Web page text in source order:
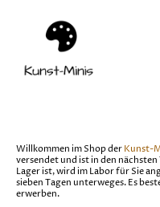
Willkommen im Shop der Kunst-
versendet und ist in den
Lager ist, wird im Labor für Sie
sieben Tagen unterweges. Es
erwerben.